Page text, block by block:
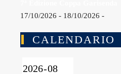
17/10/2026 - 18/10/2026 -
CALENDARIO